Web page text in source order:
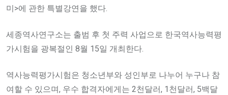
미>에 관한 특별강연을 했다.
세종역사연구소는 출범 후 첫 주력 사업으로 한국역사능력평
가시험을 광복절인 8월 15일 개최한다.
역사능력평가시험은 청소년부와 성인부로 나누어 누구나 참
여할 수 있으며, 우수 합격자에게는 2천달러, 1천달러, 5백달